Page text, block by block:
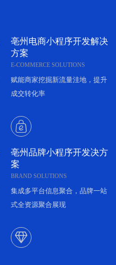
亳州电商小程序开发解决
方案
E-COMMERCE SOLUTIONS
赋能商家挖掘新流量洼地，提升
成交转化率

亳州品牌小程序开发决方
案
BRAND SOLUTIONS
集成多平台信息聚合，品牌一站
式全资源聚合展现
